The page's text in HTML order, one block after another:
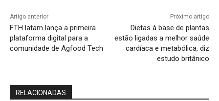
Artigo anterior
FTH latam lança a primeira
plataforma digital para a
comunidade de Agfood Tech
Próximo artigo
Dietas à base de plantas
estão ligadas a melhor saúde
cardíaca e metabólica, diz
estudo britânico
RELACIONADAS